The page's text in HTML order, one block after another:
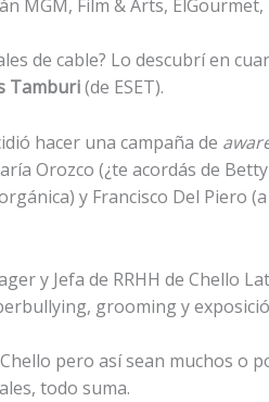
MGM, Film & Arts,
de cable? Lo descubrí en
Tamburi(de ESET).
hacer una campaña de
Orozco (¿te acordás de
y Francisco Del Piero
y Jefa de RRHH de Chello
grooming y
pero así sean muchos o
todo suma.